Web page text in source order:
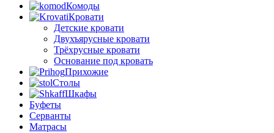
Комоды
Кровати
Детские кровати
Двухъярусные кровати
Трёхрусные кровати
Основание под кровать
Прихожие
Столы
Шкафы
Буфеты
Серванты
Матрасы